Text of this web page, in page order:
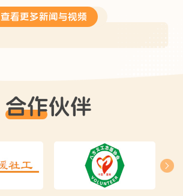
查看更多新闻与视频
合作伙伴